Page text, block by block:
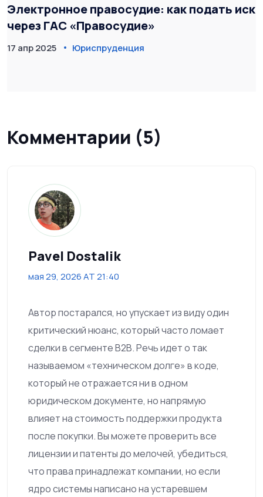
Электронное правосудие: как подать иск
через ГАС «Правосудие»
17 апр 2025 Юриспруденция
Комментарии (5)
Pavel Dostalik
мая 29, 2026 AT 21:40
Автор постарался, но упускает из виду один
критический нюанс, который часто ломает
сделки в сегменте B2B. Речь идет о так
называемом «техническом долге» в коде,
который не отражается ни в одном
юридическом документе, но напрямую
влияет на стоимость поддержки продукта
после покупки. Вы можете проверить все
лицензии и патенты до мелочей, убедиться,
что права принадлежат компании, но если
ядро системы написано на устаревшем